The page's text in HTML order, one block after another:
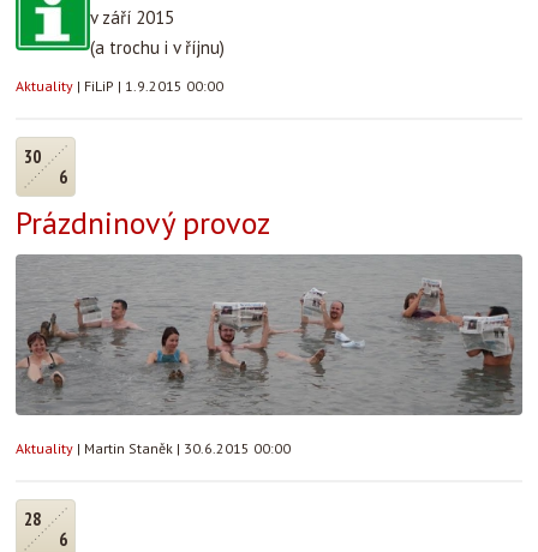
v září 2015
(a trochu i v říjnu)
Aktuality | FiLiP | 1.9.2015 00:00
30
6
Prázdninový provoz
Aktuality | Martin Staněk | 30.6.2015 00:00
28
6